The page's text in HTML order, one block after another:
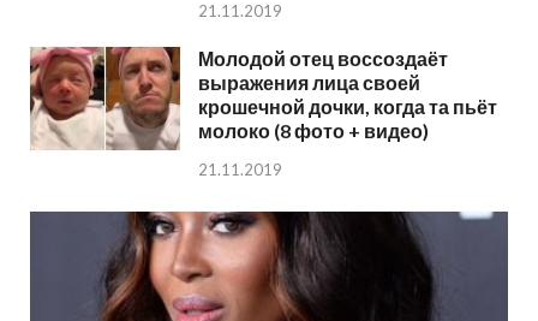
21.11.2019
Молодой отец воссоздаёт
выражения лица своей
крошечной дочки, когда та пьёт
молоко (8 фото + видео)
21.11.2019